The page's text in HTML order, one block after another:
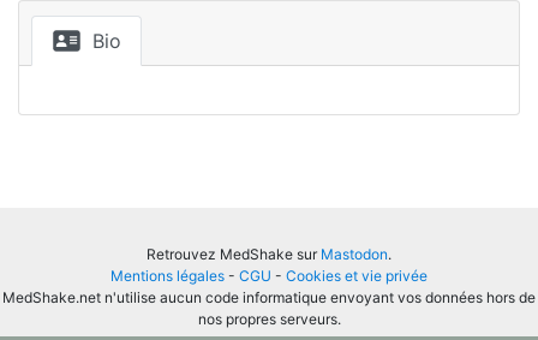
Bio
Retrouvez MedShake sur Mastodon.
Mentions légales - CGU - Cookies et vie privée
MedShake.net n'utilise aucun code informatique envoyant vos données hors de
nos propres serveurs.